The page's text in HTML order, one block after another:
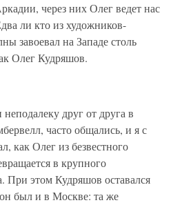
через них Олег ведет нас
ли кто из художников-
завоевал на Западе столь
Олег Кудряшов.
друг от друга в
часто общались, и я с
как Олег из безвестного
в крупного
При этом Кудряшов оставался
был и в Москве: та же